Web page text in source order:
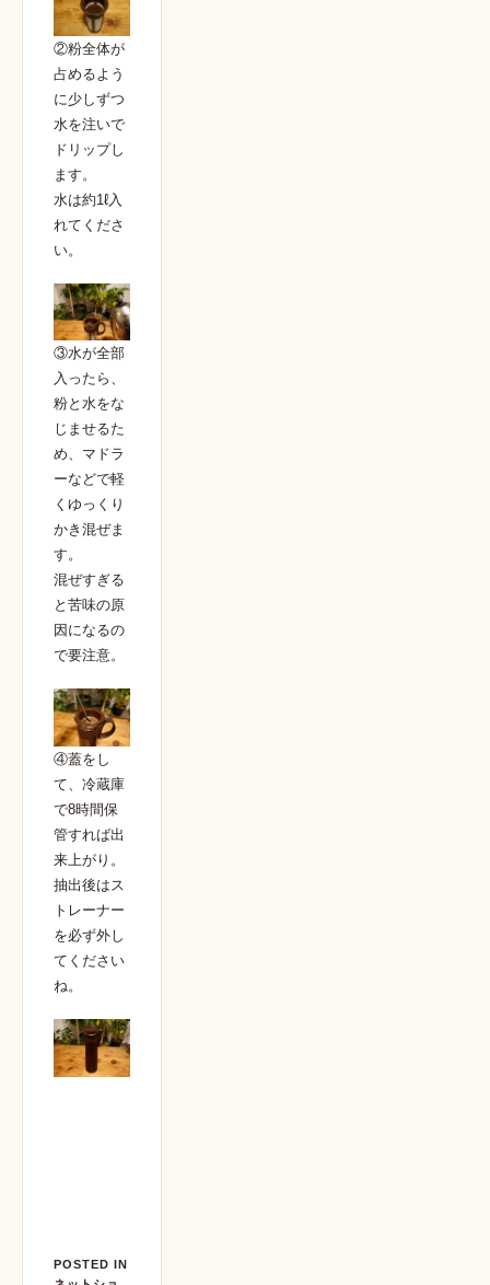
②粉全体が
占めるよう
に少しずつ
水を注いで
ドリップし
ます。
水は約1ℓ入
れてくださ
い。
③水が全部
入ったら、
粉と水をな
じませるた
め、マドラ
ーなどで軽
くゆっくり
かき混ぜま
す。
混ぜすぎる
と苦味の原
因になるの
で要注意。
④蓋をし
て、冷蔵庫
で8時間保
管すれば出
来上がり。
抽出後はス
トレーナー
を必ず外し
てください
ね。
POSTED IN